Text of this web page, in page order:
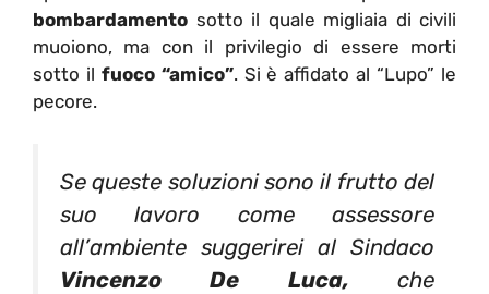
bombardamento sotto il quale migliaia di civili
muoiono, ma con il privilegio di essere morti
sotto il fuoco “amico”. Si è affidato al “Lupo” le
pecore.
Se queste soluzioni sono il frutto del
suo lavoro come assessore
all’ambiente suggerirei al Sindaco
Vincenzo De Luca, che